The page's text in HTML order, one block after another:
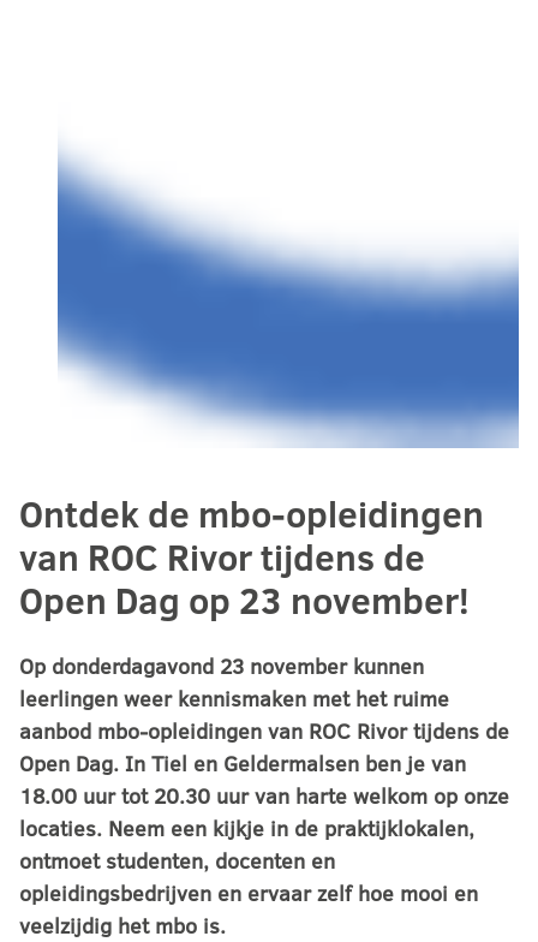
Ontdek de mbo-opleidingen
van ROC Rivor tijdens de
Open Dag op 23 november!
Op donderdagavond 23 november kunnen
leerlingen weer kennismaken met het ruime
aanbod mbo-opleidingen van ROC Rivor tijdens de
Open Dag. In Tiel en Geldermalsen ben je van
18.00 uur tot 20.30 uur van harte welkom op onze
locaties. Neem een kijkje in de praktijklokalen,
ontmoet studenten, docenten en
opleidingsbedrijven en ervaar zelf hoe mooi en
veelzijdig het mbo is.